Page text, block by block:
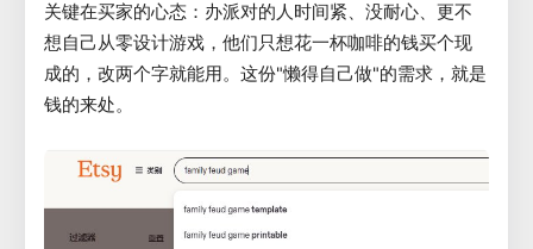
关键在买家的心态：办派对的人时间紧、没耐心、更不
想自己从零设计游戏，他们只想花一杯咖啡的钱买个现
成的，改两个字就能用。这份"懒得自己做"的需求，就是
钱的来处。